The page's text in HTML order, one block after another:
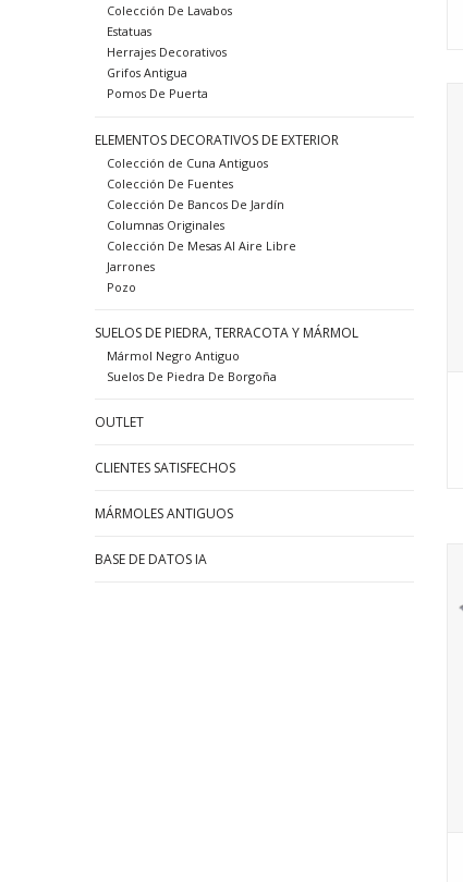
Colección De Lavabos
Estatuas
Herrajes Decorativos
Grifos Antigua
Pomos De Puerta
ELEMENTOS DECORATIVOS DE EXTERIOR
Colección de Cuna Antiguos
Colección De Fuentes
Colección De Bancos De Jardín
Columnas Originales
Colección De Mesas Al Aire Libre
Jarrones
Pozo
SUELOS DE PIEDRA, TERRACOTA Y MÁRMOL
Mármol Negro Antiguo
Suelos De Piedra De Borgoña
OUTLET
CLIENTES SATISFECHOS
MÁRMOLES ANTIGUOS
BASE DE DATOS IA